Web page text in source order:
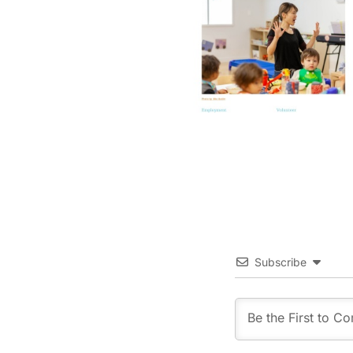
Subscribe